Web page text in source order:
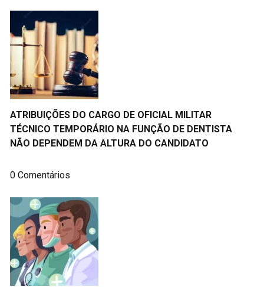
ATRIBUIÇÕES DO CARGO DE OFICIAL MILITAR
TÉCNICO TEMPORÁRIO NA FUNÇÃO DE DENTISTA
NÃO DEPENDEM DA ALTURA DO CANDIDATO
0 Comentários